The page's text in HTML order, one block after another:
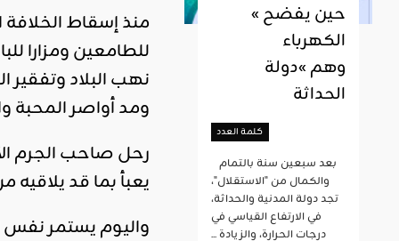
منذ إسقاط الخلافة
للطامعين ومزارا
نهب البلاد وتفقير
ومد أواصر المحبة
رحل صاحب الجرم
يعبأ بما قد يلاقيه من غضب
« حين يفضح
الكهرباء
وهم »دولة
الحداثة
كلمة العدد
والكمال من "الاستقلال"،
تجد دولة المدنية والحداثة،
في الارتفاع القياسي في
درجات الحرارة، والزيادة ...